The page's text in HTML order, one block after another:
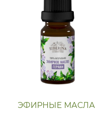
ЭФИРНЫЕ МАСЛА